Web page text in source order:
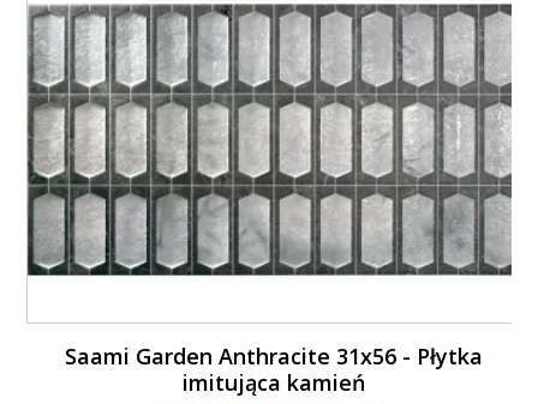
Saami Garden Anthracite 31x56 - Płytka
imitująca kamień